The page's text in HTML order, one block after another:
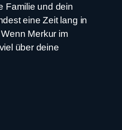
Familie und dein
eine Zeit lang in
Merkur im
über deine